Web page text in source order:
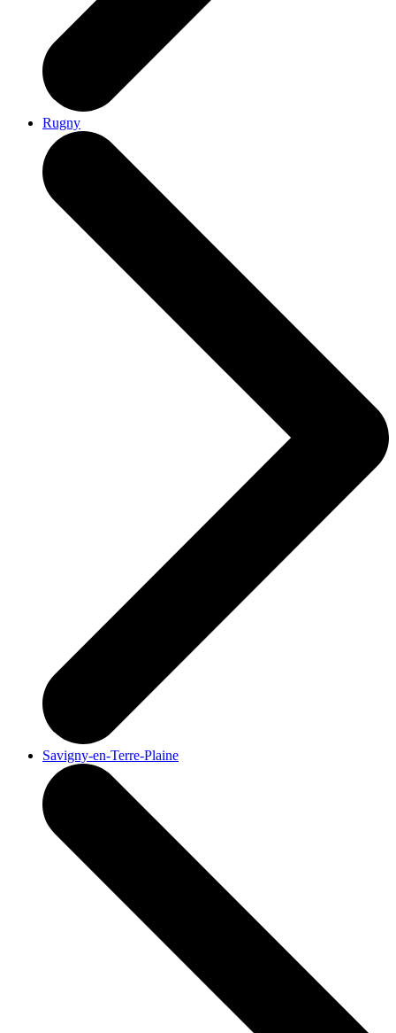
Rugny
Savigny-en-Terre-Plaine